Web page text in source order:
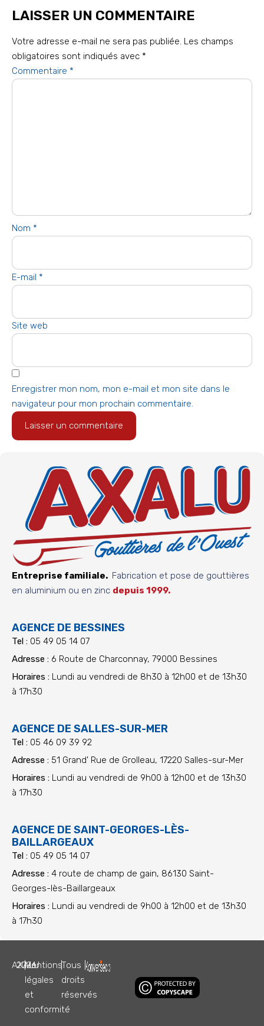
LAISSER UN COMMENTAIRE
Votre adresse e-mail ne sera pas publiée. Les champs
obligatoires sont indiqués avec *
Commentaire *
Nom *
E-mail *
Site web
Enregistrer mon nom, mon e-mail et mon site dans le
navigateur pour mon prochain commentaire.
Entreprise familiale. Fabrication et pose de gouttières
en aluminium ou en zinc depuis 1999.
AGENCE DE BESSINES
Tel : 05 49 05 14 07
Adresse : 6 Route de Charconnay, 79000 Bessines
Horaires : Lundi au vendredi de 8h30 à 12h00 et de 13h30
à 17h30
AGENCE DE SALLES-SUR-MER
Tel : 05 46 09 39 92
Adresse : 51 Grand' Rue de Grolleau, 17220 Salles-sur-Mer
Horaires : Lundi au vendredi de 9h00 à 12h00 et de 13h30
à 17h30
AGENCE DE SAINT-GEORGES-LÈS-
BAILLARGEAUX
Tel : 05 49 05 14 07
Adresse : 4 route de champ de gain, 86130 Saint-
Georges-lès-Baillargeaux
Horaires : Lundi au vendredi de 9h00 à 12h00 et de 13h30
à 17h30
AXALU
2026
|Mentions
légales
et
conformité
|Tous
droits
réservés
|